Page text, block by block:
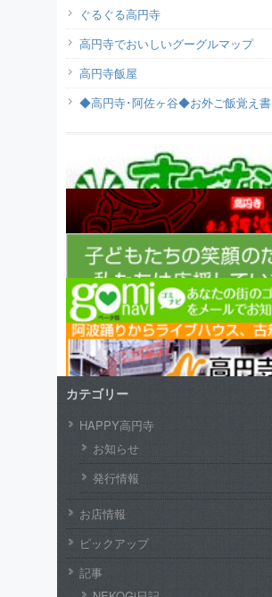
ぐるぐる高円寺
高円寺でおいしいグーグルマップ
高円寺飯屋
◆高円寺･阿佐ヶ谷◆お外ご飯覚え書
カテゴリー
HAPPY高円寺
お知らせ
発行情報
お店情報
ピックアップ
記事